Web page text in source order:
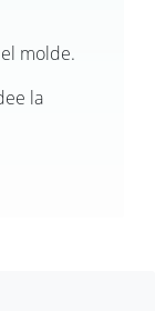
molde.
la